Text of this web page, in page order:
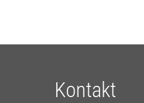
Kontakt